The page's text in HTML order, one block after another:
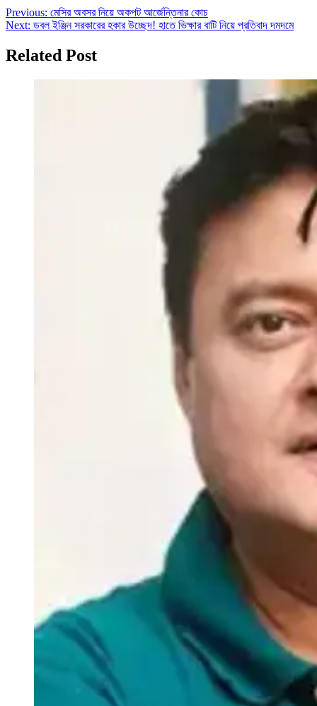
Post
navigation
Previous: মেসির অবসর নিয়ে অকপট আর্জেন্তিনার কোচ
Next: ডবল ইঞ্জিন সরকারের হকার উচ্ছেদ! হাতে ভিক্ষার বাটি নিয়ে প্রতিবাদ দমদমে
Related Post